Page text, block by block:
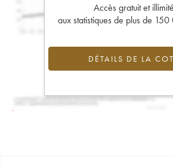
Accès gratuit et illimité
aux statistiques de plus de
DÉTAILS DE LA